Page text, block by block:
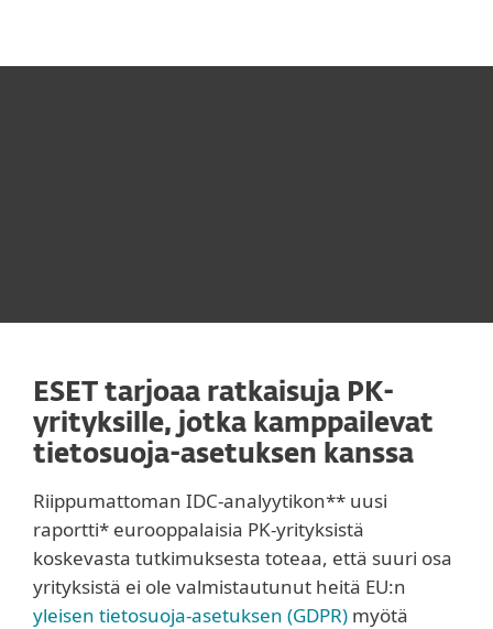
ESET tarjoaa ratkaisuja PK-
yrityksille, jotka kamppailevat
tietosuoja-asetuksen kanssa
Riippumattoman IDC-analyytikon** uusi
raportti* eurooppalaisia PK-yrityksistä
koskevasta tutkimuksesta toteaa, että suuri osa
yrityksistä ei ole valmistautunut heitä EU:n
yleisen tietosuoja-asetuksen (GDPR) myötä